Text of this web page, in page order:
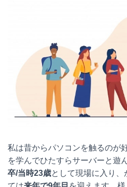
私は昔からパソコンを触るのが
を学んでひたすらサーバーと遊
卒/当時23歳として現場に入り